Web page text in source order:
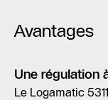
Avantages
Une régulation
Le Logamatic